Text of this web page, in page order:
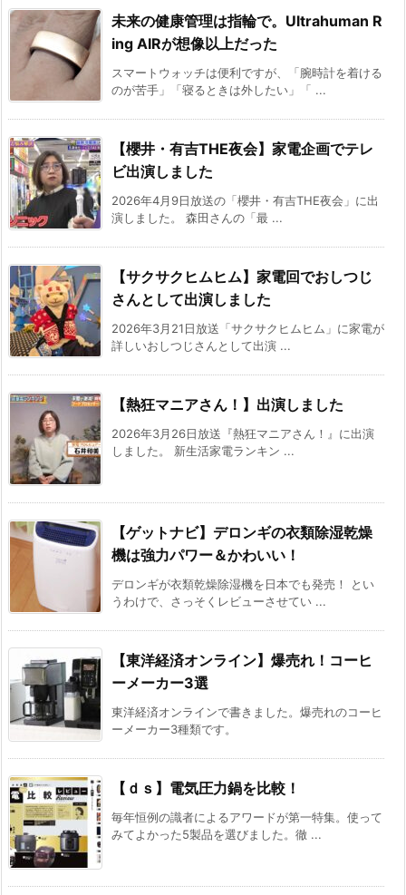
未来の健康管理は指輪で。Ultrahuman R
ing AIRが想像以上だった
スマートウォッチは便利ですが、「腕時計を着ける
のが苦手」「寝るときは外したい」「 ...
【櫻井・有吉THE夜会】家電企画でテレ
ビ出演しました
2026年4月9日放送の「櫻井・有吉THE夜会」に出
演しました。 森田さんの「最 ...
【サクサクヒムヒム】家電回でおしつじ
さんとして出演しました
2026年3月21日放送「サクサクヒムヒム」に家電が
詳しいおしつじさんとして出演 ...
【熱狂マニアさん！】出演しました
2026年3月26日放送『熱狂マニアさん！』に出演
しました。 新生活家電ランキン ...
【ゲットナビ】デロンギの衣類除湿乾燥
機は強力パワー＆かわいい！
デロンギが衣類乾燥除湿機を日本でも発売！ とい
うわけで、さっそくレビューさせてい ...
【東洋経済オンライン】爆売れ！コーヒ
ーメーカー3選
東洋経済オンラインで書きました。爆売れのコーヒ
ーメーカー3種類です。
【ｄｓ】電気圧力鍋を比較！
毎年恒例の識者によるアワードが第一特集。使って
みてよかった5製品を選びました。徹 ...